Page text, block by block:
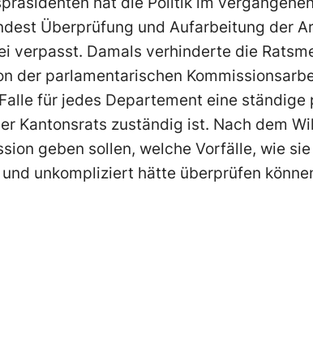
Überprüfung und Aufarbeitung der
verpasst. Damals verhinderte die
der parlamentarischen
für jedes Departement eine ständige
Kantonsrats zuständig ist. Nach dem
geben sollen, welche Vorfälle, wie
unkompliziert hätte überprüfen